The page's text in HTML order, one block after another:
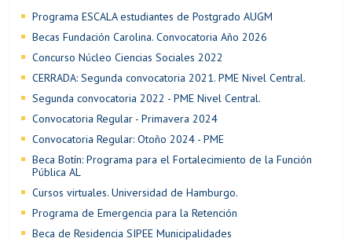
Programa ESCALA estudiantes de Postgrado AUGM
Becas Fundación Carolina. Convocatoria Año 2026
Concurso Núcleo Ciencias Sociales 2022
CERRADA: Segunda convocatoria 2021. PME Nivel Central.
Segunda convocatoria 2022 - PME Nivel Central.
Convocatoria Regular - Primavera 2024
Convocatoria Regular: Otoño 2024 - PME
Beca Botín: Programa para el Fortalecimiento de la Función
Pública AL
Cursos virtuales. Universidad de Hamburgo.
Programa de Emergencia para la Retención
Beca de Residencia SIPEE Municipalidades